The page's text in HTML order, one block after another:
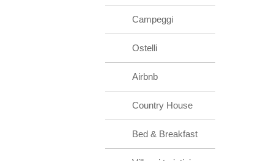
Campeggi
Ostelli
Airbnb
Country House
Bed & Breakfast